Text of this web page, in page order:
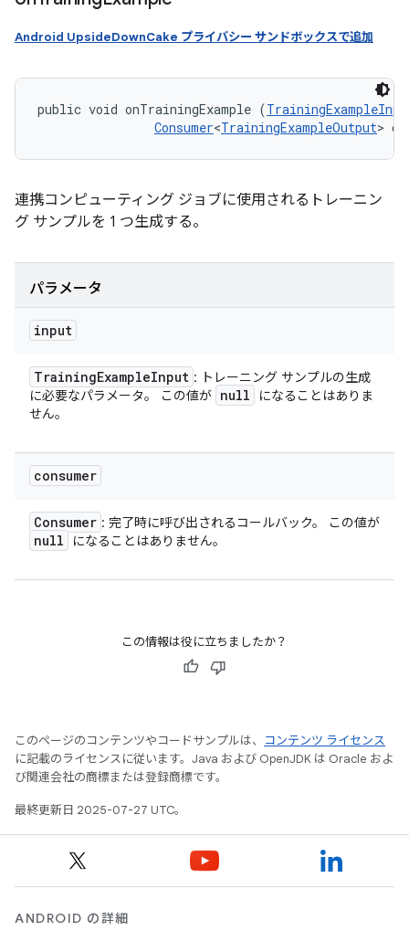
Android UpsideDownCake プライバシー サンドボックスで追加
public void onTrainingExample (
Consumer<TrainingExampleOutput>
連携コンピューティング ジョブに使用されるトレーニン
グ サンプルを 1 つ生成する。
パラメータ
input
TrainingExampleInput : トレーニング サンプルの生成
に必要なパラメータ。 この値が null
になることはありま
せん。
consumer
Consumer : 完了時に呼び出されるコールバック。 この値が
null になることはありません。
この情報は役に立ちましたか？
このページのコンテンツやコードサンプルは、
コンテンツ ライセンス
に記載のライセンスに従います。Java および OpenJDK は Oracle およ
び関連会社の商標または登録商標です。
最終更新日 2025-07-27 UTC。
ANDROID の詳細